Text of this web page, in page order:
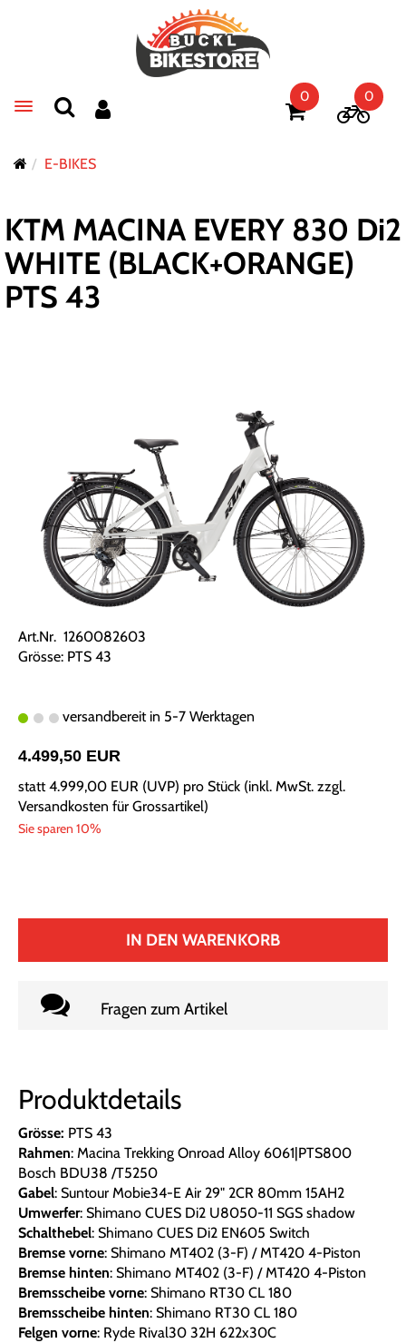
Toggle navigation
0 0
E-BIKES
KTM MACINA EVERY 830 Di2
WHITE (BLACK+ORANGE)
PTS 43
Art.Nr. 1260082603
Grösse: PTS 43
versandbereit in 5-7 Werktagen
4.499,50 EUR
statt4.999,00 EUR (UVP) pro Stück (inkl. MwSt. zzgl.
Versandkosten für Grossartikel)
Sie sparen 10%
IN DEN WARENKORB
Fragen zum Artikel
Produktdetails
Grösse: PTS 43
Rahmen: Macina Trekking Onroad Alloy 6061|PTS800
Bosch BDU38 /T5250
Gabel: Suntour Mobie34-E Air 29" 2CR 80mm 15AH2
Umwerfer: Shimano CUES Di2 U8050-11 SGS shadow
Schalthebel: Shimano CUES Di2 EN605 Switch
Bremse vorne: Shimano MT402 (3-F) / MT420 4-Piston
Bremse hinten: Shimano MT402 (3-F) / MT420 4-Piston
Bremsscheibe vorne: Shimano RT30 CL 180
Bremsscheibe hinten: Shimano RT30 CL 180
Felgen vorne: Ryde Rival30 32H 622x30C